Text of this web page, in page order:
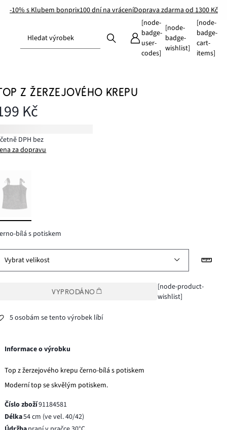
-10% s Klubem bonprix100 dní na vráceníDoprava zdarma od 1300 Kč
Hledat výrobek
[node-
badge-
user-
codes]
[node-
badge-
wishlist]
[node-
badge-
cart-
items]
Z ŽERZEJOVÉHO KREPU
Kč
DPH bez
za dopravu
bílá s potiskem
Vybrat velikost
VYPRODÁNO
[node-product-
wishlist]
5 osobám se tento výrobek líbí
Informace o výrobku
Top z žerzejového krepu černo-bílá s potiskem
Moderní top se skvělým potiskem.
Číslo zboží91184581
Délka54 cm (ve vel. 40/42)